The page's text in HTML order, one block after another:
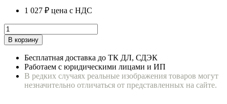
1 027 ₽ цена с НДС
В корзину
Бесплатная доставка до ТК ДЛ, СДЭК
Работаем с юридическими лицами и ИП
В редких случаях реальные изображения товаров могут
незначительно отличаться от представленных на сайте.